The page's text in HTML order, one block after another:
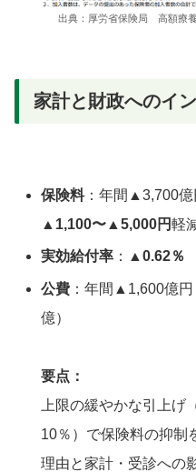
出典：厚労省保険局 高額療
家計と財政へのイ
保険料：年間▲3,700億
▲1,100〜▲5,000円軽
実効給付率 ： ▲0.62％
公費 ：年間▲1,600億
億）
要点：
上限の緩やかな引上げ
10％）で保険料の抑制
理由と家計・受診への